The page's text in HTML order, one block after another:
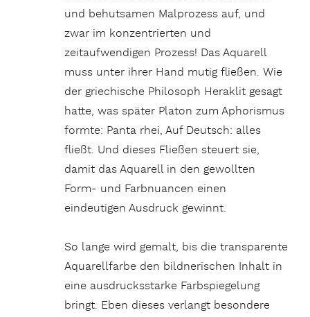
und behutsamen Malprozess auf, und
zwar im konzentrierten und
zeitaufwendigen Prozess! Das Aquarell
muss unter ihrer Hand mutig fließen. Wie
der griechische Philosoph Heraklit gesagt
hatte, was später Platon zum Aphorismus
formte: Panta rhei, Auf Deutsch: alles
fließt. Und dieses Fließen steuert sie,
damit das Aquarell in den gewollten
Form- und Farbnuancen einen
eindeutigen Ausdruck gewinnt.
So lange wird gemalt, bis die transparente
Aquarellfarbe den bildnerischen Inhalt in
eine ausdrucksstarke Farbspiegelung
bringt. Eben dieses verlangt besondere